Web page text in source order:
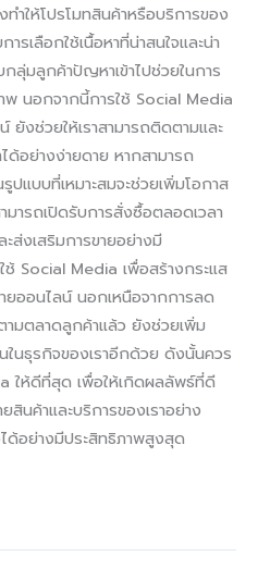
ำให้โปรโมทสินค้าหรือบริการของ
รเลือกใช้เนื้อหาที่น่าสนใจและน่า
มลูกค้าปัญหาเข้าไปช่วยในการ
พ นอกจากนี้การใช้ Social Media
ยังช่วยให้เราสามารถติดตามและ
ด้อย่างง่ายดาย หากสามารถ
แบบที่เหมาะสมจะช่วยเพิ่มโอกาส
มารถเปิดรับการสั่งซื้อตลอดเวลา
ส่งเสริมการขายอย่างมี
Social Media เพื่อสร้างกระแส
ยออนไลน์ นอกเหนือจากการลด
ามตลาดลูกค้าแล้ว ยังช่วยเพิ่ม
ในธุรกิจของเราอีกด้วย ดังนั้นควร
ให้ดีที่สุด เพื่อให้เกิดผลลัพธ์ที่ดี
สินค้าและบริการของเราอย่าง
ได้อย่างมีประสิทธิภาพสูงสุด